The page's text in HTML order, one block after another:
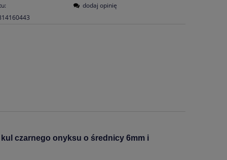
dodaj opinię
czarnego onyksu o średnicy 6mm i